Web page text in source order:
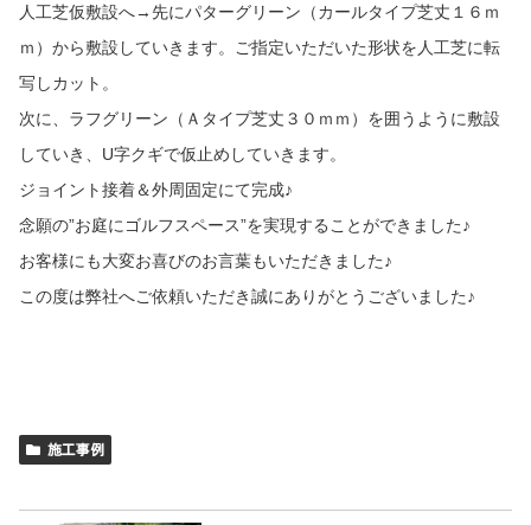
人工芝仮敷設へ→先にパターグリーン（カールタイプ芝丈１６ｍ
ｍ）から敷設していきます。ご指定いただいた形状を人工芝に転
写しカット。
次に、ラフグリーン（Ａタイプ芝丈３０ｍｍ）を囲うように敷設
していき、U字クギで仮止めしていきます。
ジョイント接着＆外周固定にて完成♪
念願の”お庭にゴルフスペース”を実現することができました♪
お客様にも大変お喜びのお言葉もいただきました♪
この度は弊社へご依頼いただき誠にありがとうございました♪
施工事例